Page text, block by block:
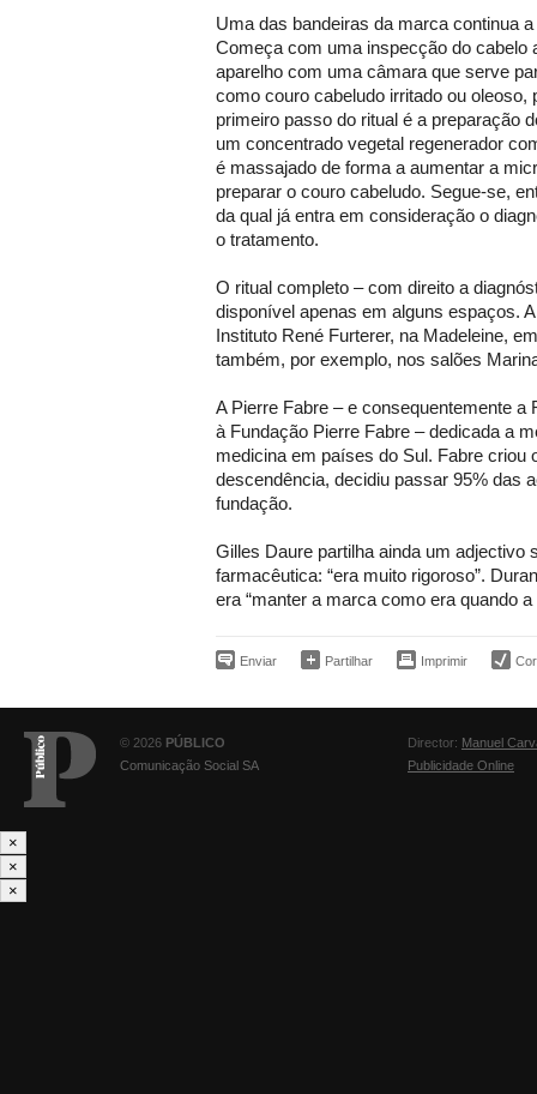
Uma das bandeiras da marca continua
Começa com uma inspecção do cabelo
aparelho com uma câmara que serve
como couro cabeludo irritado ou oleoso,
primeiro passo do ritual é a preparação
um concentrado vegetal regenerador
é massajado de forma a aumentar a
preparar o couro cabeludo. Segue-se,
da qual já entra em consideração o
o tratamento.
O ritual completo – com direito a
disponível apenas em alguns espaços.
Instituto René Furterer, na Madeleine,
também, por exemplo, nos salões
A Pierre Fabre – e consequentemente a
à Fundação Pierre Fabre – dedicada a
medicina em países do Sul. Fabre criou
descendência, decidiu passar 95% das
fundação.
Gilles Daure partilha ainda um adjectivo
farmacêutica: “era muito rigoroso”.
era “manter a marca como era quando a
Enviar Partilhar Imprimir
© 2026 PÚBLICO
Comunicação Social SA
Director: Manuel
Publicidade Online
×
×
×